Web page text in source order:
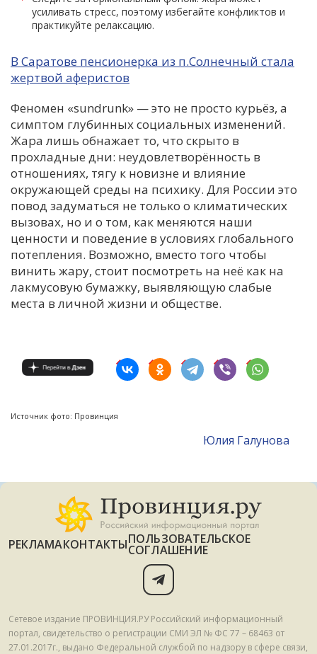
усиливать стресс, поэтому избегайте конфликтов и
практикуйте релаксацию.
В Саратове пенсионерка из п.Солнечный стала
жертвой аферистов
Феномен «sundrunk» — это не просто курьёз, а
симптом глубинных социальных изменений.
Жара лишь обнажает то, что скрыто в
прохладные дни: неудовлетворённость в
отношениях, тягу к новизне и влияние
окружающей среды на психику. Для России это
повод задуматься не только о климатических
вызовах, но и о том, как меняются наши
ценности и поведение в условиях глобального
потепления. Возможно, вместо того чтобы
винить жару, стоит посмотреть на неё как на
лакмусовую бумажку, выявляющую слабые
места в личной жизни и обществе.
Источник фото: Провинция
Юлия Галунова
РЕКЛАМАКОНТАКТЫПОЛЬЗОВАТЕЛЬСКОЕ
СОГЛАШЕНИЕ
Сетевое издание ПРОВИНЦИЯ.РУ Российский информационный
портал, свидетельство о регистрации СМИ ЭЛ № ФС 77 – 68463 от
27.01.2017г., выдано Федеральной службой по надзору в сфере связи,